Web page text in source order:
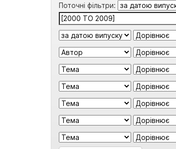
Поточні фільтри: